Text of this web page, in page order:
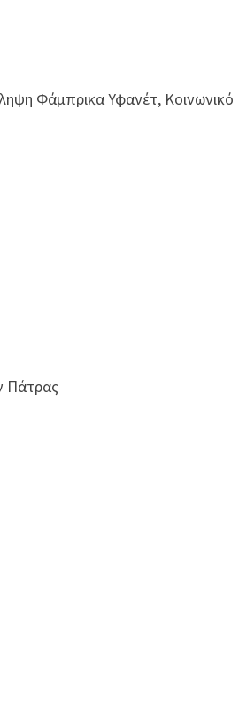
Φάμπρικα Υφανέτ, Κοινωνικό
Πάτρας